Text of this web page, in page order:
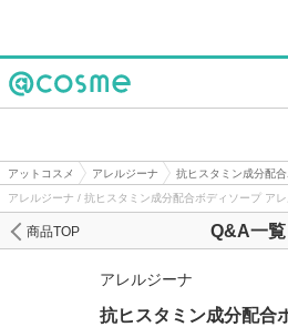
アットコスメ アレルジーナ 抗ヒスタミン成分配
アレルジーナ / 抗ヒスタミン成分配合ボディソープ ア
Q&A一覧
商品TOP
アレルジーナ
抗ヒスタミン成分配合